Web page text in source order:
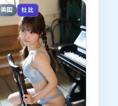
雅美的对手戏很耐
看）。
美国 杜比